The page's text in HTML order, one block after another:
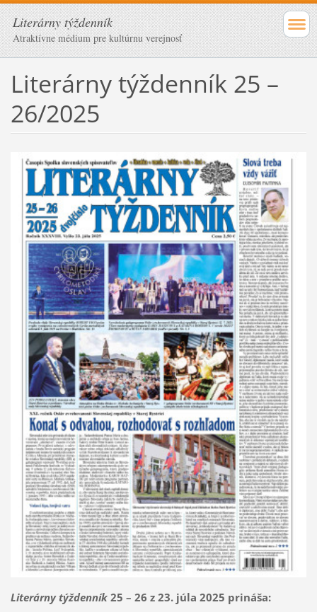
Literárny týždenník
Atraktívne médium pre kultúrnu verejnosť
Literárny týždenník 25 –
26/2025
Literárny týždenník25 – 26 z 23. júla 2025 prináša: